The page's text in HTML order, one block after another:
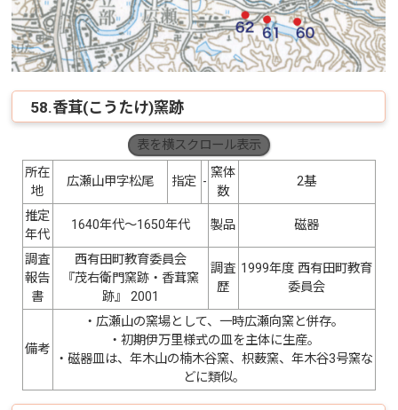
58.香茸(こうたけ)窯跡
表を横スクロール表示
所在
地
広瀬山甲字松尾 指定 -
窯体
数
2基
推定
年代
1640年代〜1650年代 製品 磁器
調査
報告
書
西有田町教育委員会
『茂右衛門窯跡・香茸窯
跡』 2001
調査
歴
1999年度 西有田町教育
委員会
備考
・広瀬山の窯場として、一時広瀬向窯と併存。
・初期伊万里様式の皿を主体に生産。
・磁器皿は、年木山の楠木谷窯、枳薮窯、年木谷3号窯な
どに類似。